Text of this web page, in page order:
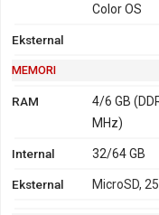
Kapasitas baterai kedua
sebagai berikut:
charging
Baterai Vivo X23
mendukung fast
Perbedaan lebih rinci
Editiondapat dipelajari
Color OS
Eksternal
MEMORI
RAM
4/6 GB
MHz)
Internal 32/64 GB
Eksternal MicroSD,